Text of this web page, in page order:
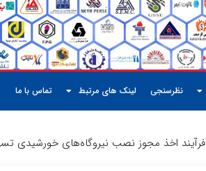
نظرسنجی لینک های مرتبط تماس با ما
فرآیند اخذ مجوز نصب نیروگاه‌های خورشیدی